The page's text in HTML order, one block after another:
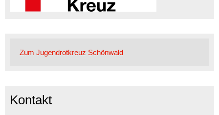
Zum Jugendrotkreuz Schönwald
Kontakt